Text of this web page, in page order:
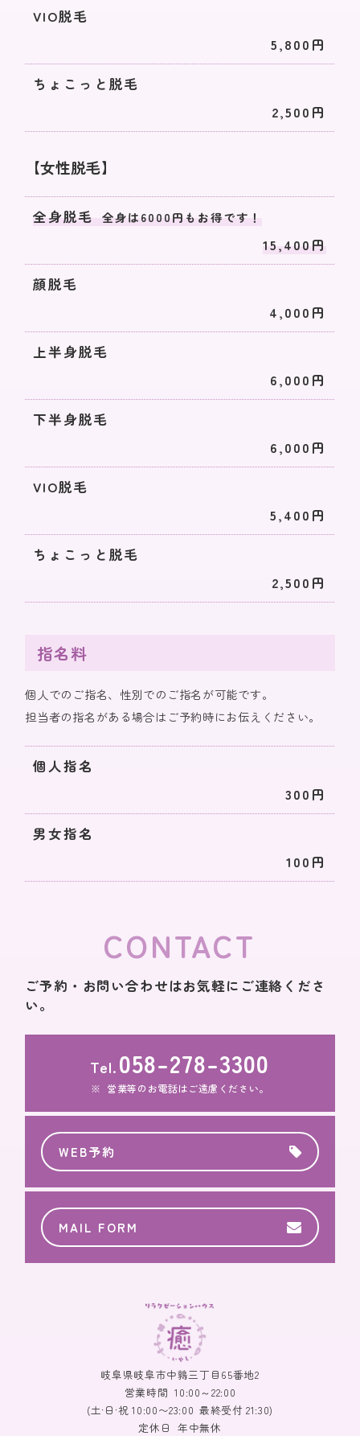
VIO脱毛
5,800円
ちょこっと脱毛
2,500円
【女性脱毛】
全身脱毛全身は6000円もお得です！
15,400円
顔脱毛
4,000円
上半身脱毛
6,000円
下半身脱毛
6,000円
VIO脱毛
5,400円
ちょこっと脱毛
2,500円
指名料
個人でのご指名、性別でのご指名が可能です。
担当者の指名がある場合はご予約時にお伝えください。
個人指名
300円
男女指名
100円
CONTACT
ご予約・お問い合わせはお気軽にご連絡くださ
い。
Tel.058-278-3300
営業等のお電話はご遠慮ください。
WEB予約
MAIL FORM
岐阜県岐阜市中鶉三丁目65番地2
営業時間 10:00～22:00
(土·日·祝 10:00〜23:00 最終受付 21:30)
定休日 年中無休